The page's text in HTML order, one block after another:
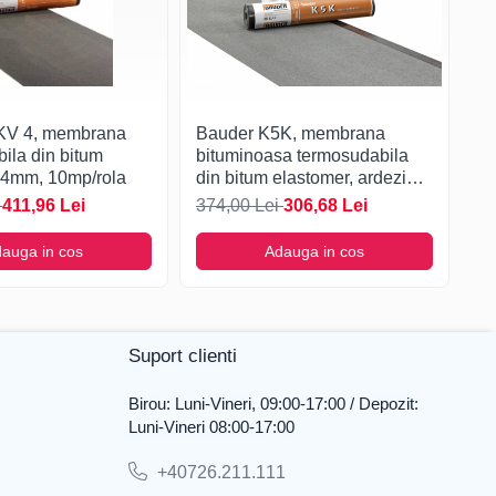
4, membrana
din bitum
10mp/rola
411,96 Lei
in cos
Bauder K5K, membrana
bituminoasa termosudabila
din bitum elastomer, ardezie
naturala, 5.2mm, 5mp/rola
374,00 Lei306,68 Lei
Adauga in cos
Suport clienti
Birou: Luni-Vineri, 09:00-17:00 / Depozit:
Luni-Vineri 08:00-17:00
+40726.211.111